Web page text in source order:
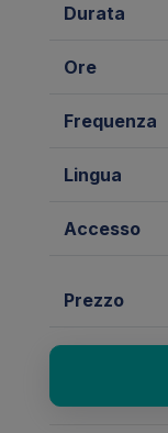
Durata
Ore
Frequenza
Lingua
Accesso
Prezzo